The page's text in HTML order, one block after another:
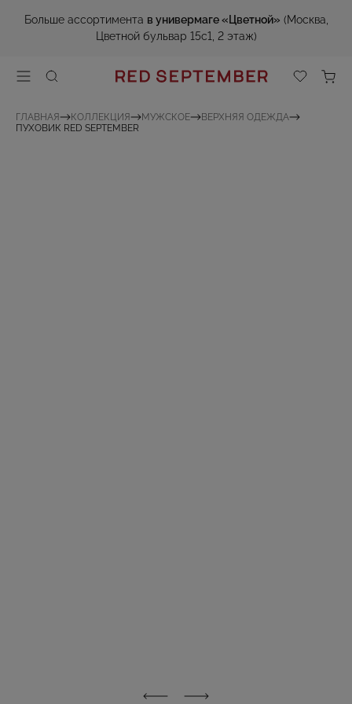
Больше ассортимента в универмаге «Цветной» (Москва,
Цветной бульвар 15с1, 2 этаж)
ГЛАВНАЯ КОЛЛЕКЦИЯ МУЖСКОЕ
ВЕРХНЯЯ ОДЕЖДА
ПУХОВИК RED SEPTEMBER